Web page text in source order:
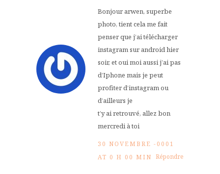
Bonjour arwen, superbe
photo, tient cela me fait
penser que j’ai télécharger
instagram sur android hier
soir, et oui moi aussi j’ai pas
d’Iphone mais je peut
profiter d’instagram ou
d’ailleurs je
t’y ai retrouvé, allez bon
mercredi à toi
30 NOVEMBRE -0001
AT 0 H 00 MIN Répondre